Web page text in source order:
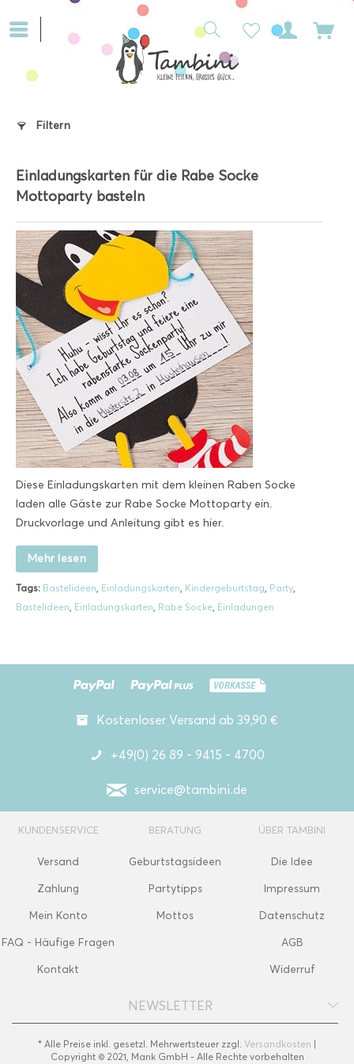
Filtern
Einladungskarten für die Rabe Socke
Mottoparty basteln
Diese Einladungskarten mit dem kleinen Raben Socke
laden alle Gäste zur Rabe Socke Mottoparty ein.
Druckvorlage und Anleitung gibt es hier.
Mehr lesen
Tags: Bastelideen, Einladungskarten, Kindergeburtstag, Party,
Bastelideen, Einladungskarten, Rabe Socke, Einladungen
Kostenloser Versand ab 39,90 €
+49(0) 26 89 - 9415 - 4700
service@tambini.de
KUNDENSERVICE
Versand
Zahlung
Mein Konto
FAQ - Häufige Fragen
Kontakt
BERATUNG
Geburtstagsideen
Partytipps
Mottos
ÜBER TAMBINI
Die Idee
Impressum
Datenschutz
AGB
Widerruf
NEWSLETTER
* Alle Preise inkl. gesetzl. Mehrwertsteuer zzgl. Versandkosten |
Copyright © 2021, Mank GmbH - Alle Rechte vorbehalten